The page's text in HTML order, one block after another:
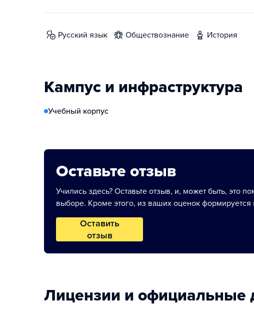
русский язык обществознание история
Кампус и инфраструктура
Учебный корпус
Оставьте отзыв
Учились здесь? Оставьте отзыв, и, может быть, это
выборе. Кроме этого, из ваших оценок формируется
Оставить
отзыв
Лицензии и официальные